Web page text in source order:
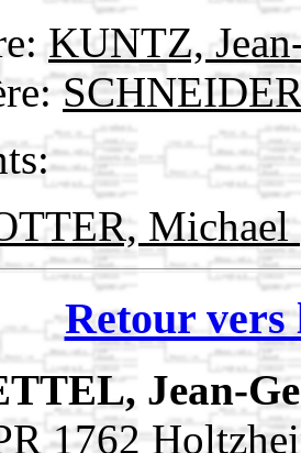
KUNTZ,
Michael
Retour vers
Jean-
1762